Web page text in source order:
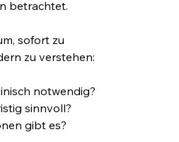
betrachtet.
sofort zu
zu verstehen:
notwendig?
sinnvoll?
gibt es?